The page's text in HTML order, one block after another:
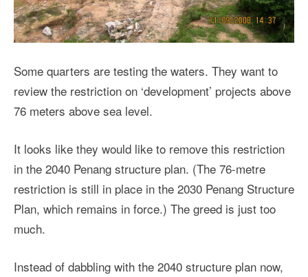
Some quarters are testing the waters. They want to
review the restriction on ‘development’ projects above
76 meters above sea level.
It looks like they would like to remove this restriction
in the 2040 Penang structure plan. (The 76-metre
restriction is still in place in the 2030 Penang Structure
Plan, which remains in force.) The greed is just too
much.
Instead of dabbling with the 2040 structure plan now,